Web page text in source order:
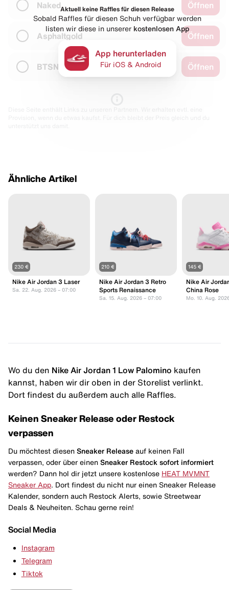
Naked Öffnen
Asphaltgold Öffnen
BTSN Öffnen
Aktuell keine Raffles für diesen Release
Sobald Raffles für diesen Schuh verfügbar werden
listen wir diese in unserer kostenlosen App
App herunterladen
Für iOS & Android
Ähnliche Artikel
230 €
Nike Air Jordan 3 Laser
Sa. 22. Aug. 2026 – 07:00
210 €
Nike Air Jordan 3 Retro
Sports Renaissance
Sa. 15. Aug. 2026 – 07:00
145 €
Nike Air
China Rose
Mo. 10. Aug.
Wo du den Nike Air Jordan 1 Low Palomino kaufen
kannst, haben wir dir oben in der Storelist verlinkt.
Dort findest du außerdem auch alle Raffles.
Keinen Sneaker Release oder Restock
verpassen
Du möchtest diesen Sneaker Release auf keinen Fall
verpassen, oder über einen Sneaker Restock sofort informiert
werden? Dann hol dir jetzt unsere kostenlose HEAT MVMNT
Sneaker App. Dort findest du nicht nur einen Sneaker Release
Kalender, sondern auch Restock Alerts, sowie Streetwear
Deals & Neuheiten. Schau gerne rein!
Social Media
Instagram
Telegram
Tiktok